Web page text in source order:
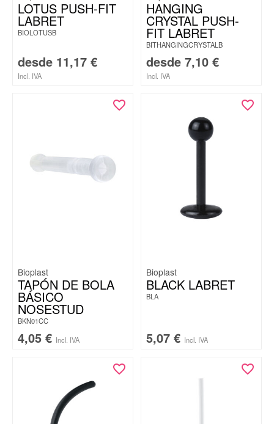
LOTUS PUSH-FIT
LABRET
BIOLOTUSB
desde 11,17 €
Incl. IVA
HANGING
CRYSTAL PUSH-
FIT LABRET
BITHANGINGCRYSTALB
desde 7,10 €
Incl. IVA
Bioplast
TAPÓN DE BOLA
BÁSICO
NOSESTUD
BKN01CC
4,05 € Incl. IVA
Bioplast
BLACK LABRET
BLA
5,07 € Incl. IVA